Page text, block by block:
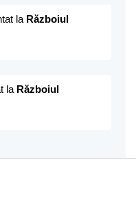
la Războiul
la Războiul